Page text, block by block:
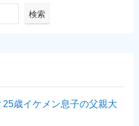
検索
歳イケメン息子の父親大